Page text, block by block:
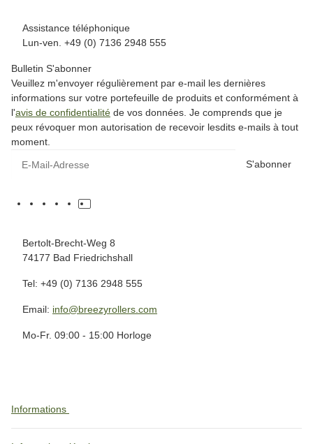
Assistance téléphonique
Lun-ven. +49 (0) 7136 2948 555
Bulletin S'abonner
Veuillez m'envoyer régulièrement par e-mail les dernières
informations sur votre portefeuille de produits et conformément à
l'avis de confidentialité de vos données. Je comprends que je
peux révoquer mon autorisation de recevoir lesdits e-mails à tout
moment.
S'abonner
Bertolt-Brecht-Weg 8
74177 Bad Friedrichshall
Tel: +49 (0) 7136 2948 555
Email: info@breezyrollers.com
Mo-Fr. 09:00 - 15:00 Horloge
Informations